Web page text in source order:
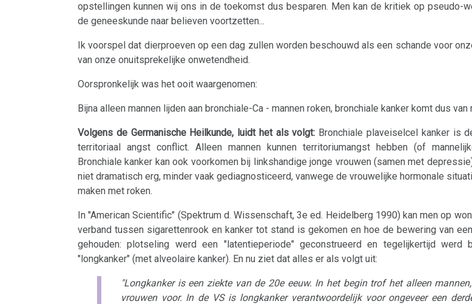
opstellingen kunnen wij ons in de toekomst dus besparen. Men kan de kritiek op pseudo-
de geneeskunde naar believen voortzetten...
Ik voorspel dat dierproeven op een dag zullen worden beschouwd als een schande voor
van onze onuitsprekelijke onwetendheid.
Oorspronkelijk was het ooit waargenomen:
Bijna alleen mannen lijden aan bronchiale-Ca - mannen roken, bronchiale kanker komt dus van
Volgens de Germanische Heilkunde, luidt het als volgt: Bronchiale plaveiselcel kanker is
territoriaal angst conflict. Alleen mannen kunnen territoriumangst hebben (of
Bronchiale kanker kan ook voorkomen bij linkshandige jonge vrouwen (samen met
niet dramatisch erg, minder vaak gediagnosticeerd, vanwege de vrouwelijke hormonale
maken met roken.
In "American Scientific" (Spektrum d. Wissenschaft, 3e ed. Heidelberg 1990) kan men op
verband tussen sigarettenrook en kanker tot stand is gekomen en hoe de bewering van
gehouden: plotseling werd een "latentieperiode" geconstrueerd en tegelijkertijd werd
"longkanker" (met alveolaire kanker). En nu ziet dat alles er als volgt uit:
"Longkanker is een ziekte van de 20e eeuw. In het begin trof het alleen
vrouwen voor. In de VS is longkanker verantwoordelijk voor ongeveer een